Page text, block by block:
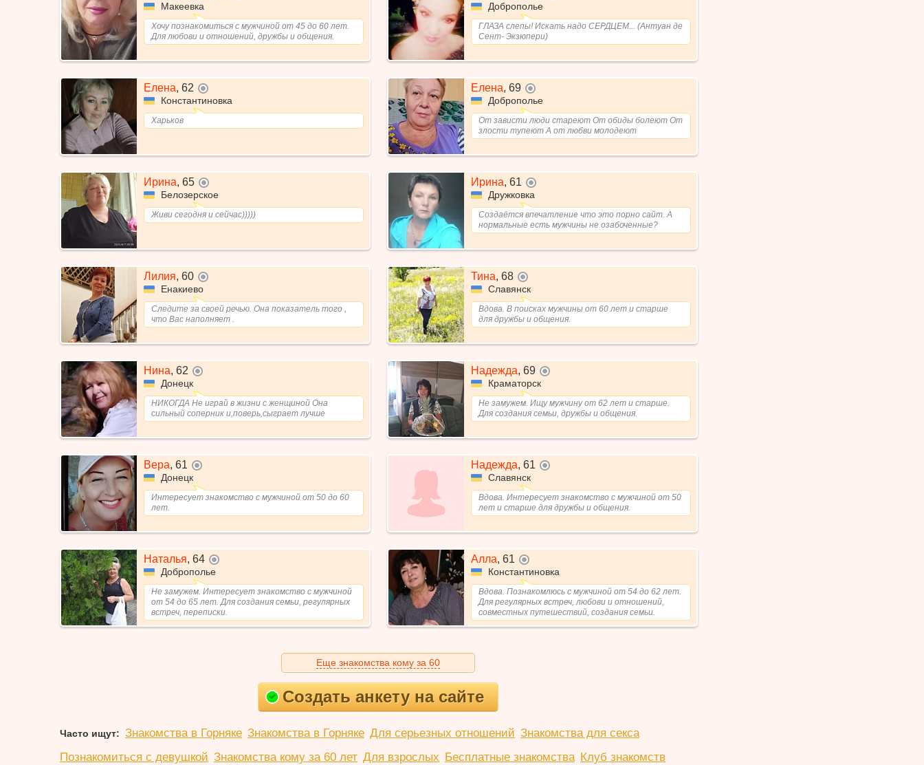
Макеевка
Хочу познакомиться с мужчиной от 45 до 60 лет.
Для любови и отношений, дружбы и общения.
Доброполье
ГЛАЗА слепы! Искать надо СЕРДЦЕМ... (Антуан де
Сент- Экзюпери)
Елена, 62
Константиновка
Харьков
Елена, 69
Доброполье
От зависти люди стареют От обиды болеют От
злости тупеют А от любви молодеют
Ирина, 65
Белозерское
Живи сегодня и сейчас)))))
Ирина, 61
Дружковка
Создаётся впечатление что это порно сайт. А
нормальные есть мужчины не озабоченные?
Лилия, 60
Енакиево
Следите за своей речью. Она показатель того ,
что Вас наполняет .
Тина, 68
Славянск
Вдова. В поисках мужчины от 60 лет и старше
для дружбы и общения.
Нина, 62
Донецк
НИКОГДА Не играй в жизни с женщиной Она
сильный соперник и,поверь,сыграет лучше
Надежда, 69
Краматорск
Не замужем. Ищу мужчину от 62 лет и старше.
Для создания семьи, дружбы и общения.
Вера, 61
Донецк
Интересует знакомство с мужчиной от 50 до 60
лет.
Надежда, 61
Славянск
Вдова. Интересует знакомство с мужчиной от 50
лет и старше для дружбы и общения.
Наталья, 64
Доброполье
Не замужем. Интересует знакомство с мужчиной
от 54 до 65 лет. Для создания семьи, регулярных
встреч, переписки.
Алла, 61
Константиновка
Вдова. Познакомлюсь с мужчиной от 54 до 62 лет.
Для регулярных встреч, любови и отношений,
совместных путешествий, создания семьи.
Еще знакомства кому за 60
Создать анкету на сайте
Часто ищут: Знакомства в Горняке Знакомства в Горняке Для серьезных отношений Знакомства для секса
Познакомиться с девушкой Знакомства кому за 60 лет Для взрослых Бесплатные знакомства Клуб знакомств